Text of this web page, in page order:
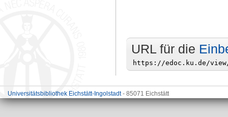
URL für die
Universitätsbibliothek Eichstätt-Ingolstadt- 85071 Eichstätt